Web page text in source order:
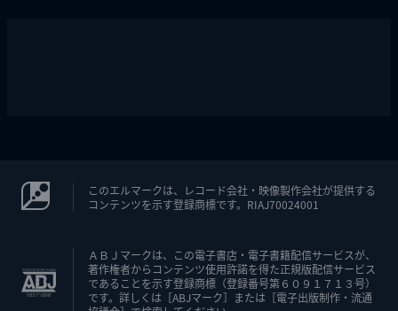
このエルマークは、レコード会社・映像製作会社が提供する
コンテンツを示す登録商標です。RIAJ70024001
ＡＢＪマークは、この電子書店・電子書籍配信サービスが、
著作権者からコンテンツ使用許諾を得た正規版配信サービス
であることを示す登録商標（登録番号第６０９１７１３号）
です。詳しくは［ABJマーク］または［電子出版制作・流通